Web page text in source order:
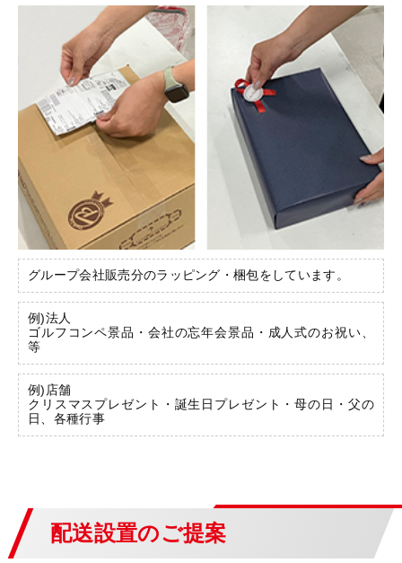
グループ会社販売分のラッピング・梱包をしています。
例)法人
ゴルフコンペ景品・会社の忘年会景品・成人式のお祝い、
等
例)店舗
クリスマスプレゼント・誕生日プレゼント・母の日・父の
日、各種行事
配送設置のご提案